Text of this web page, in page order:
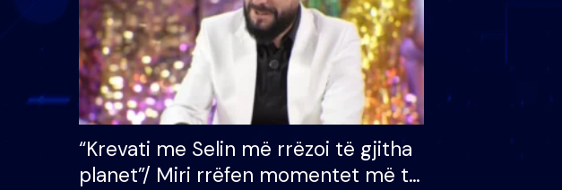
“Krevati me Selin më rrëzoi të gjitha
planet”/ Miri rrëfen momentet më të